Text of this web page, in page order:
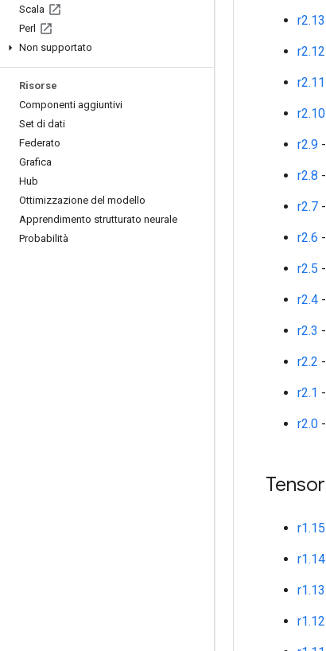
Scala
Perl
Non supportato
Risorse
Componenti aggiuntivi
Set di dati
Federato
Grafica
Hub
Ottimizzazione del modello
Apprendimento strutturato neurale
Probabilità
r2.13
r2.12
r2.11
r2.10
r2.9 -
r2.8 -
r2.7 -
r2.6 -
r2.5 -
r2.4 -
r2.3 -
r2.2 -
r2.1 -
r2.0 -
Tensor
r1.15
r1.14
r1.13
r1.12